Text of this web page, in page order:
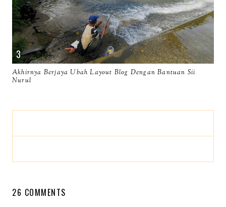
Akhirnya Berjaya Ubah Layout Blog Dengan Bantuan Sii
Nurul
26 COMMENTS